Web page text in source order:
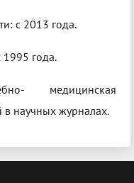
с 2013 года.
1995 года.
медицинская
в научных журналах.